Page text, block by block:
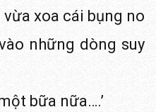
xoa cái bụng no
những dòng suy
bữa nữa….’